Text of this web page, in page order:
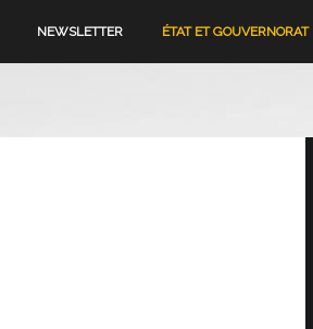
NEWSLETTER ÉTAT ET GOUVERNORAT